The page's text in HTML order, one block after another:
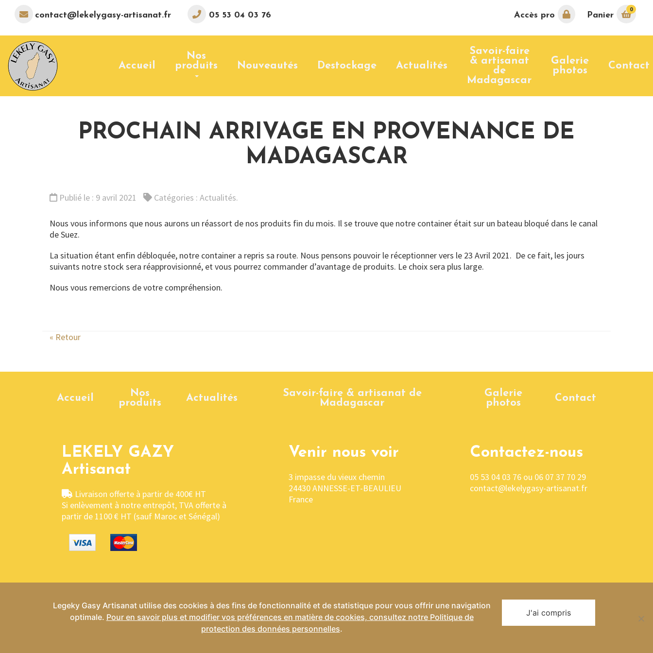
contact@lekelygasy-artisanat.fr 05 53 04 03 76 Accès pro Panier
0
Accueil
Nos
produits
Nouveautés Destockage Actualités
Savoir-faire
& artisanat
de
Madagascar
Galerie
photos
Contact
PROCHAIN ARRIVAGE EN PROVENANCE DE
MADAGASCAR
Publié le : 9 avril 2021 Catégories : Actualités.
Nous vous informons que nous aurons un réassort de nos produits fin du mois. Il se trouve que notre container était sur un bateau bloqué dans le canal
de Suez.
La situation étant enfin débloquée, notre container a repris sa route. Nous pensons pouvoir le réceptionner vers le 23 Avril 2021. De ce fait, les jours
suivants notre stock sera réapprovisionné, et vous pourrez commander d’avantage de produits. Le choix sera plus large.
Nous vous remercions de votre compréhension.
« Retour
Accueil
Nos
produits
Actualités
Savoir-faire & artisanat de
Madagascar
Galerie
photos
Contact
LEKELY GAZY
Artisanat
Livraison offerte à partir de 400€ HT
Si enlèvement à notre entrepôt, TVA offerte à
partir de 1100 € HT (sauf Maroc et Sénégal)
Venir nous voir
3 impasse du vieux chemin
24430 ANNESSE-ET-BEAULIEU
France
Contactez-nous
05 53 04 03 76 ou 06 07 37 70 29
contact@lekelygasy-artisanat.fr
Conditions Générales de Vente Mentions légales Politique de confidentialité
Legeky Gasy Artisanat utilise des cookies à des fins de fonctionnalité et de statistique pour vous offrir une navigation
optimale. Pour en savoir plus et modifier vos préférences en matière de cookies, consultez notre Politique de
protection des données personnelles.
J'ai compris